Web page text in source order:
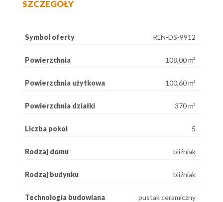
SZCZEGÓŁY
Symbol oferty RLN-DS-9912
Powierzchnia 108,00 m²
Powierzchnia użytkowa 100,60 m²
Powierzchnia działki 370 m²
Liczba pokoi 5
Rodzaj domu bliźniak
Rodzaj budynku bliźniak
Technologia budowlana pustak ceramiczny